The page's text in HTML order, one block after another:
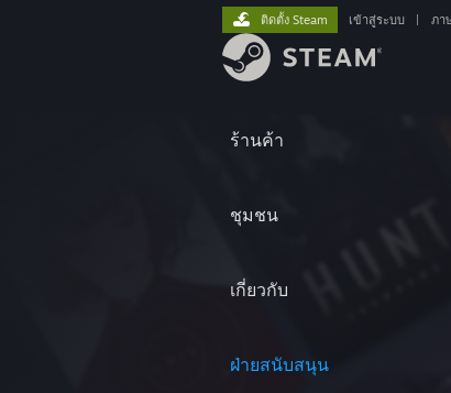
ร้านค้า
ชุมชน
เกี่ยวกับ
ฝ่ายสนับสนุน
ติดตั้ง Steam เข้าสู่ระบบ ภา